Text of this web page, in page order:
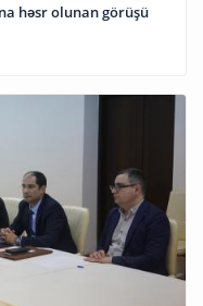
həsr olunan görüşü